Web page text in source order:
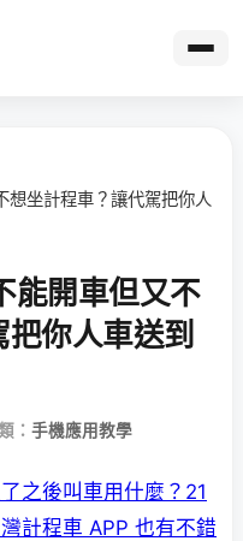
坐計程車？讓代駕把你人
能開車但又不
你人車送到
： 手機應用教學
之後叫車用什麼？21
計程車 APP 也有不錯